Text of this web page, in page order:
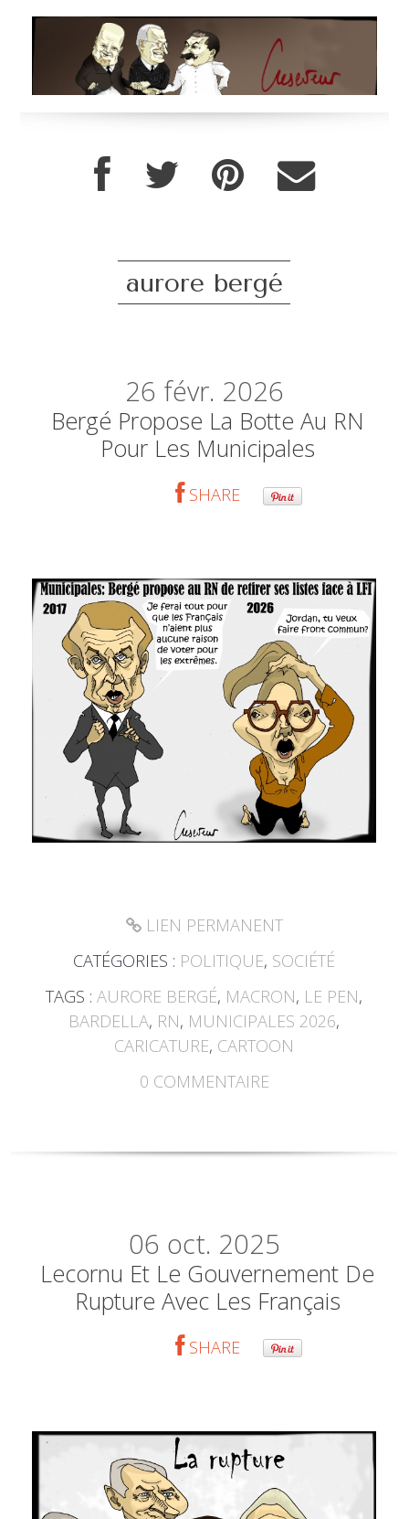
aurore bergé
26 févr. 2026
Bergé Propose La Botte Au RN
Pour Les Municipales
SHARE
LIEN PERMANENT
CATÉGORIES : POLITIQUE, SOCIÉTÉ
TAGS :AURORE BERGÉ, MACRON, LE PEN,
BARDELLA, RN, MUNICIPALES 2026,
CARICATURE, CARTOON
0 COMMENTAIRE
06 oct. 2025
Lecornu Et Le Gouvernement De
Rupture Avec Les Français
SHARE